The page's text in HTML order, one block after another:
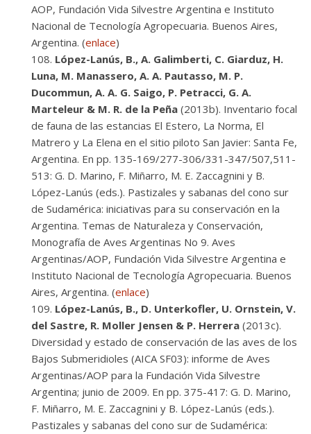
AOP, Fundación Vida Silvestre Argentina e Instituto
Nacional de Tecnología Agropecuaria. Buenos Aires,
Argentina. (enlace)
López-Lanús, B., A. Galimberti, C. Giarduz, H.
Luna, M. Manassero, A. A. Pautasso, M. P.
Ducommun, A. A. G. Saigo, P. Petracci, G. A.
Marteleur & M. R. de la Peña (2013b). Inventario focal
de fauna de las estancias El Estero, La Norma, El
Matrero y La Elena en el sitio piloto San Javier: Santa Fe,
Argentina. En pp. 135-169/277-306/331-347/507,511-
513: G. D. Marino, F. Miñarro, M. E. Zaccagnini y B.
López-Lanús (eds.). Pastizales y sabanas del cono sur
de Sudamérica: iniciativas para su conservación en la
Argentina. Temas de Naturaleza y Conservación,
Monografía de Aves Argentinas No 9. Aves
Argentinas/AOP, Fundación Vida Silvestre Argentina e
Instituto Nacional de Tecnología Agropecuaria. Buenos
Aires, Argentina. (enlace)
López-Lanús, B., D. Unterkofler, U. Ornstein, V.
del Sastre, R. Moller Jensen & P. Herrera (2013c).
Diversidad y estado de conservación de las aves de los
Bajos Submeridioles (AICA SF03): informe de Aves
Argentinas/AOP para la Fundación Vida Silvestre
Argentina; junio de 2009. En pp. 375-417: G. D. Marino,
F. Miñarro, M. E. Zaccagnini y B. López-Lanús (eds.).
Pastizales y sabanas del cono sur de Sudamérica: